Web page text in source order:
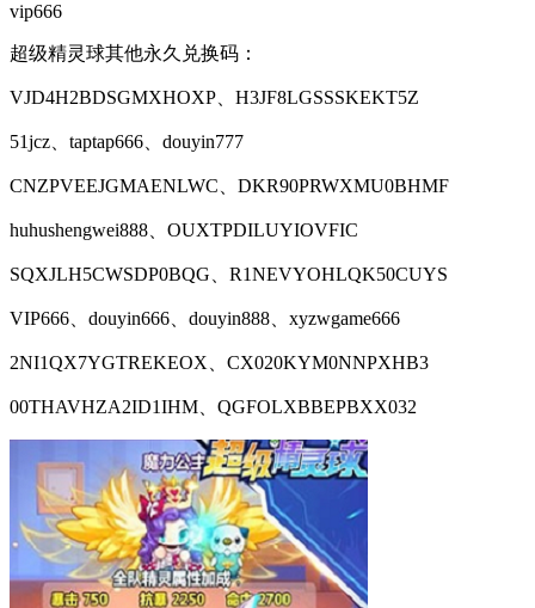
vip666
超级精灵球其他永久兑换码：
VJD4H2BDSGMXHOXP、H3JF8LGSSSKEKT5Z
51jcz、taptap666、douyin777
CNZPVEEJGMAENLWC、DKR90PRWXMU0BHMF
huhushengwei888、OUXTPDILUYIOVFIC
SQXJLH5CWSDP0BQG、R1NEVYOHLQK50CUYS
VIP666、douyin666、douyin888、xyzwgame666
2NI1QX7YGTREKEOX、CX020KYM0NNPXHB3
00THAVHZA2ID1IHM、QGFOLXBBEPBXX032